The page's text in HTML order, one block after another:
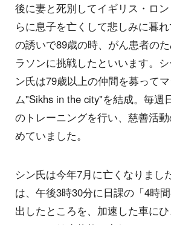
後に妻と死別してイギリス・ロ
らに息子を亡くして悲しみに暮
の誘いで89歳の時、がん患者の
ラソンに挑戦したといいます。
ン氏は79歳以上の仲間を募って
ム"Sikhs in the city"を結成。毎週
のトレーニングを行い、慈善活
めていました。
シン氏は今年7月に亡くなりまし
は、午後3時30分に日課の「4時
出したところを、加速した車に